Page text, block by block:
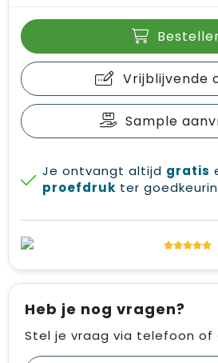
Vrijblijvende
Sample
Je ontvangt altijd gratis
proefdruk ter
Heb je nog vragen?
Stel je vraag via telefoon of